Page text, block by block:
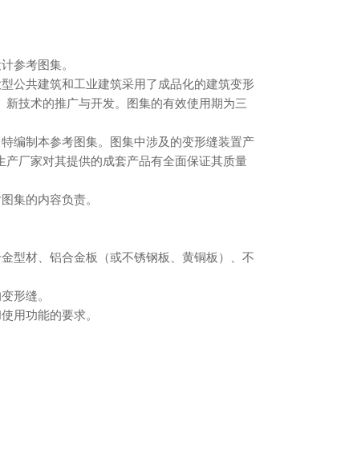
参考图集。
公共建筑和工业建筑采用了成品化的建筑变形
技术的推广与开发。图集的有效使用期为三
编制本参考图集。图集中涉及的变形缝装置产
厂家对其提供的成套产品有全面保证其质量
集的内容负责。
型材、铝合金板（或不锈钢板、黄铜板）、不
形缝。
用功能的要求。